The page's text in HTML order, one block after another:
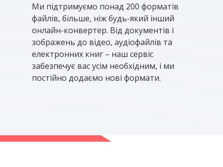
Ми підтримуємо понад 200 форматів
файлів, більше, ніж будь-який інший
онлайн-конвертер. Від документів і
зображень до відео, аудіофайлів та
електронних книг – наш сервіс
забезпечує вас усім необхідним, і ми
постійно додаємо нові формати.